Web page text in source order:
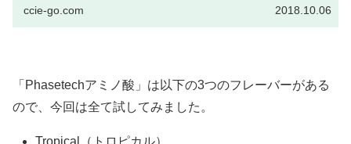
ccie-go.com 2018.10.06
「Phasetechアミノ酸」は以下の3つのフレーバーがある
ので、今回は全て試してみました。
Tropical（トロピカル）